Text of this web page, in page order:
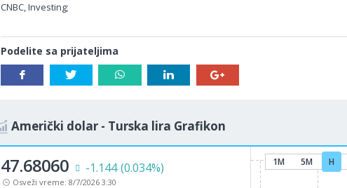
CNBC, Investing;
Podelite sa prijateljima
Američki dolar - Turska lira Grafikon
47.68060 -1.144 (0.034%)
Osveži vreme: 8/7/2026 3:30
1M 5M H